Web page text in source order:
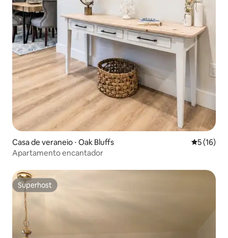
Casa de veraneio ⋅ Oak Bluffs 5 de uma
5 (16)
Apartamento encantador
Superhost
Superhost